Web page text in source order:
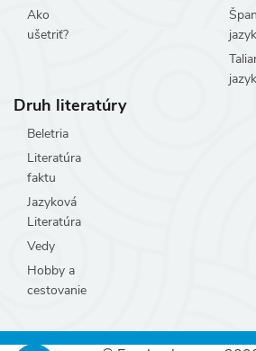
Ako
ušetriť?
jazyk
jazyk
Druh literatúry
Beletria
Literatúra
faktu
Jazyková
Literatúra
Vedy
Hobby a
cestovanie